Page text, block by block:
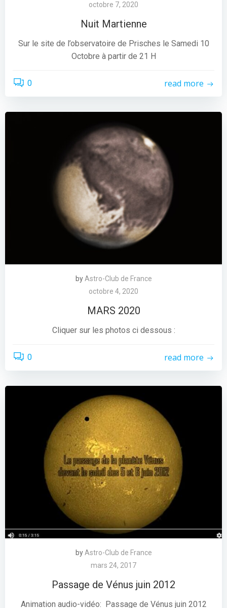
octobre 7, 2020
Nuit Martienne
Sur le site de l’observatoire de Prisches le Samedi 10
Octobre à partir de 21 H
0 read more
by Astro-Club de France
octobre 4, 2020
MARS 2020
Cliquer sur les photos ci dessous :
0 read more
by Astro-Club de France
mars 24, 2017
Passage de Vénus juin 2012
Animation audio-vidéo: Passage de Vénus juin 2012